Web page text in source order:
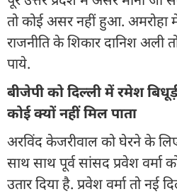
तो कोई असर नहीं हुआ. अमरोहा
राजनीति के शिकार दानिश अली
पाये.
बीजेपी को दिल्ली में रमेश
कोई क्यों नहीं मिल पाता
अरविंद केजरीवाल को घेरने के
साथ साथ पूर्व सांसद प्रवेश वर्मा
उतार दिया है. प्रवेश वर्मा तो नई